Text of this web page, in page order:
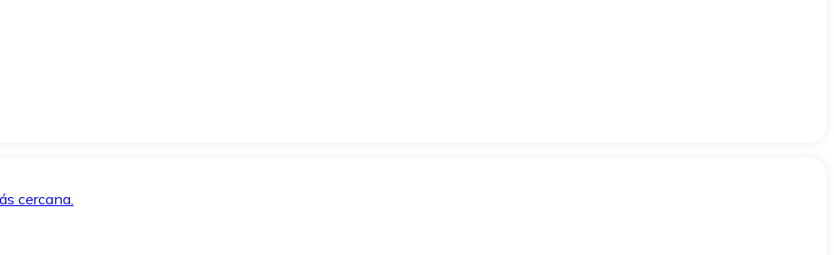
cercana.